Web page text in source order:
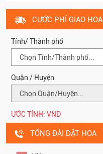
CƯỚC PHÍ GIAO HOA
Tỉnh/ Thành phố
Quận / Huyện
ƯỚC TÍNH: VND
TỔNG ĐÀI ĐẶT HOA